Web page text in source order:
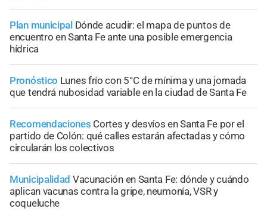
Plan municipal Dónde acudir: el mapa de puntos de
encuentro en Santa Fe ante una posible emergencia
hídrica
Pronóstico Lunes frío con 5°C de mínima y una jornada
que tendrá nubosidad variable en la ciudad de Santa Fe
Recomendaciones Cortes y desvíos en Santa Fe por el
partido de Colón: qué calles estarán afectadas y cómo
circularán los colectivos
Municipalidad Vacunación en Santa Fe: dónde y cuándo
aplican vacunas contra la gripe, neumonía, VSR y
coqueluche